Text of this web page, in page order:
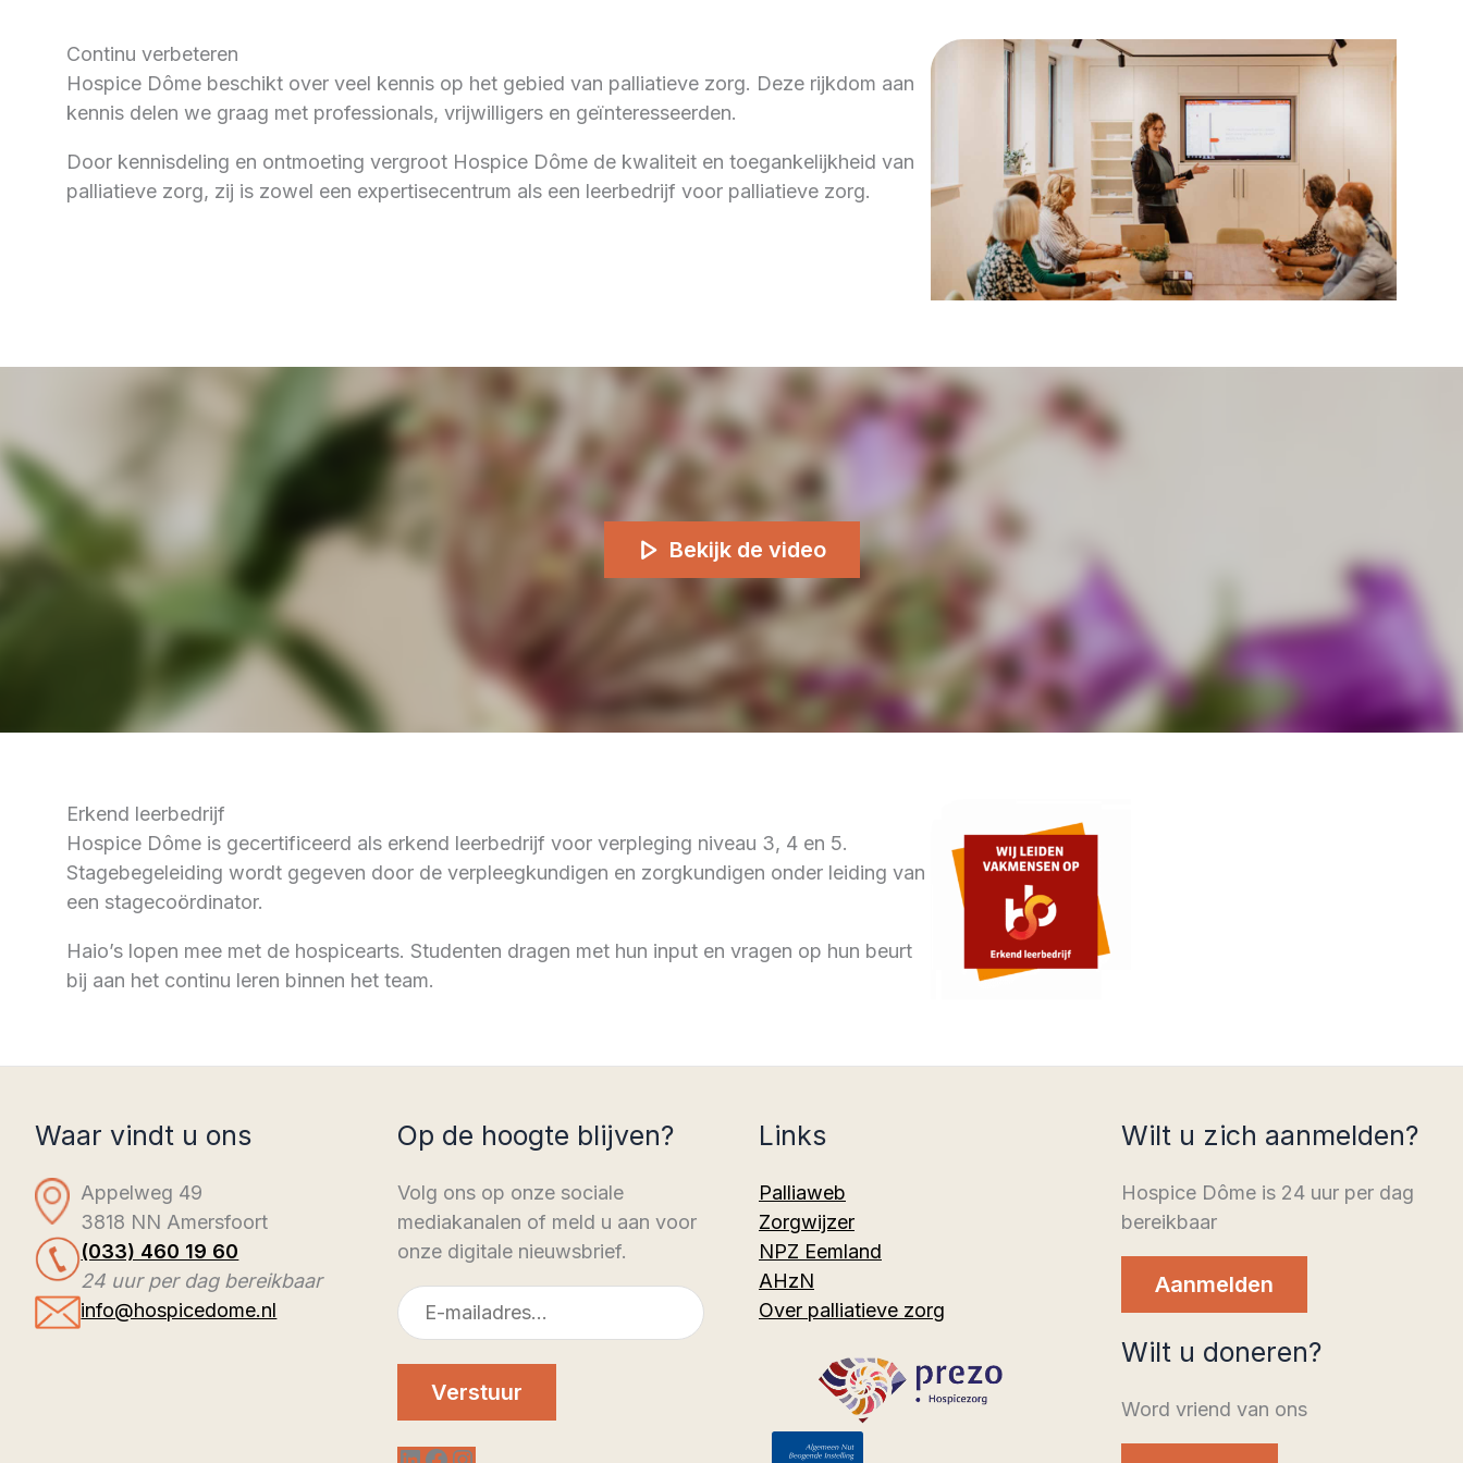
Continu verbeteren
Hospice Dôme beschikt over veel kennis op het gebied van palliatieve zorg. Deze rijkdom aan
kennis delen we graag met professionals, vrijwilligers en geïnteresseerden.
Door kennisdeling en ontmoeting vergroot Hospice Dôme de kwaliteit en toegankelijkheid van
palliatieve zorg, zij is zowel een expertisecentrum als een leerbedrijf voor palliatieve zorg.
Bekijk de video
Erkend leerbedrijf
Hospice Dôme is gecertificeerd als erkend leerbedrijf voor verpleging niveau 3, 4 en 5.
Stagebegeleiding wordt gegeven door de verpleegkundigen en zorgkundigen onder leiding van
een stagecoördinator.
Haio’s lopen mee met de hospicearts. Studenten dragen met hun input en vragen op hun beurt
bij aan het continu leren binnen het team.
Waar vindt u ons
Appelweg 49
3818 NN Amersfoort
(033) 460 19 60
24 uur per dag bereikbaar
info@hospicedome.nl
Op de hoogte blijven?
Volg ons op onze sociale
mediakanalen of meld u aan voor
onze digitale nieuwsbrief.
E-
mailadres
Verstuur
Links
Palliaweb
Zorgwijzer
NPZ Eemland
AHzN
Over palliatieve zorg
Wilt u zich aanmelden?
Hospice Dôme is 24 uur per dag
bereikbaar
Aanmelden
Wilt u doneren?
Word vriend van ons